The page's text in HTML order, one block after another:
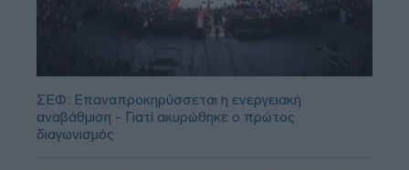
ΣΕΦ: Επαναπροκηρύσσεται η ενεργειακή
αναβάθμιση - Γιατί ακυρώθηκε ο πρώτος
διαγωνισμός